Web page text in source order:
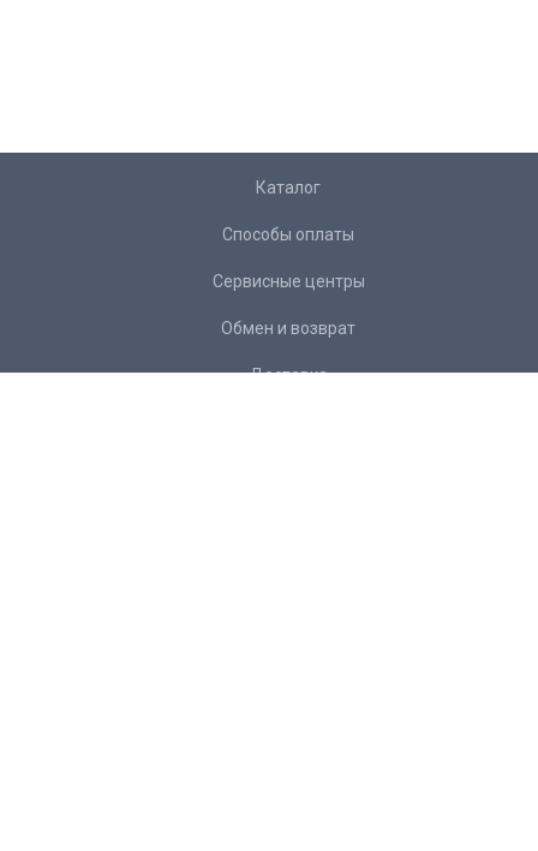
Каталог
Способы оплаты
Сервисные центры
Обмен и возврат
Доставка